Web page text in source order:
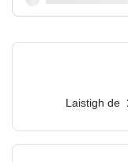
Laistigh de